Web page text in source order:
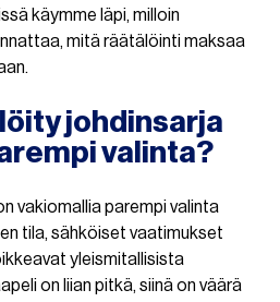
käymme läpi, milloin
mitä räätälöinti maksaa
johdinsarja
valinta?
vakiomallia parempi valinta
tila, sähköiset vaatimukset
yleismitallisista
on liian pitkä, siinä on väärä